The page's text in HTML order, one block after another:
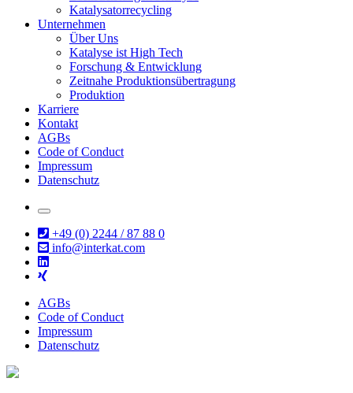
Katalysatorrecycling
Unternehmen
Über Uns
Katalyse ist High Tech
Forschung & Entwicklung
Zeitnahe Produktionsübertragung
Produktion
Karriere
Kontakt
AGBs
Code of Conduct
Impressum
Datenschutz
+49 (0) 2244 / 87 88 0
info@interkat.com
AGBs
Code of Conduct
Impressum
Datenschutz